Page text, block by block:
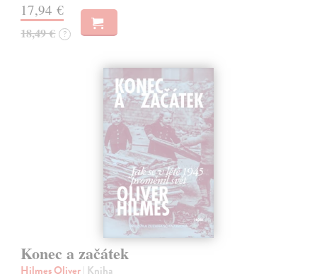
17,94 €
18,49 € ?
Konec a začátek
Hilmes Oliver| Kniha